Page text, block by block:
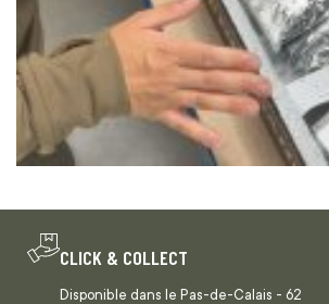
CLICK & COLLECT
Disponible dans le Pas-de-Calais - 62